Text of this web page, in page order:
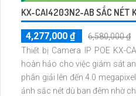
KX-CAI4203N2-AB SẮC NÉT
4,277,000 ₫
6,580,000 ₫
Thiết bị Camera IP POE KX-
hoàn hảo cho việc giám sát an
phân giải lên đến 4.0
ảnh sắc nét dù ban đêm nhờ chế